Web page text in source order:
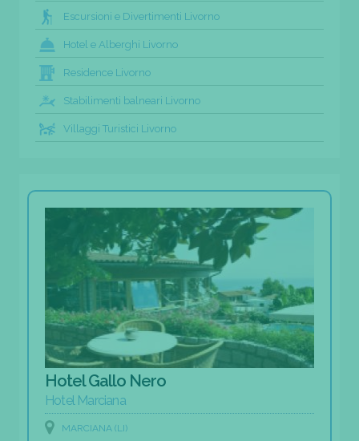
Escursioni e Divertimenti Livorno
Hotel e Alberghi Livorno
Residence Livorno
Stabilimenti balneari Livorno
Villaggi Turistici Livorno
Hotel Gallo Nero
Hotel Marciana
MARCIANA (LI)